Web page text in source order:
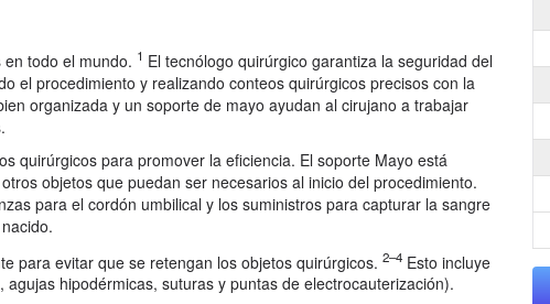
todo el mundo. 1 El tecnólogo quirúrgico garantiza la seguridad del
el procedimiento y realizando conteos quirúrgicos precisos con la
organizada y un soporte de mayo ayudan al cirujano a trabajar
quirúrgicos para promover la eficiencia. El soporte Mayo está
objetos que puedan ser necesarios al inicio del procedimiento.
para el cordón umbilical y los suministros para capturar la sangre
para evitar que se retengan los objetos quirúrgicos. 2–4 Esto incluye
hipodérmicas, suturas y puntas de electrocauterización).